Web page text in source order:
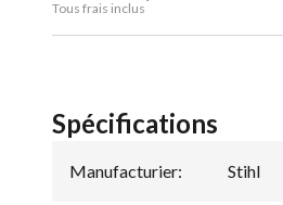
Tous frais inclus
Spécifications
Manufacturier: Stihl